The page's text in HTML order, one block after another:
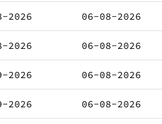
2026 06-08-2026
2026 06-08-2026
2026 06-08-2026
2026 06-08-2026